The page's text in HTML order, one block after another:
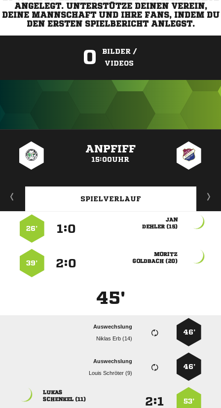
ANGELEGT. UNTERSTÜTZE DEINEN VEREIN,
DEINE MANNSCHAFT UND IHRE FANS, INDEM DU
DEN ERSTEN SPIELBERICHT ANLEGST.
0
BILDER /
VIDEOS
ANPFIFF
15:00UHR
SPIELVERLAUF

 
:
26’

 
:
39’
45'
46’
Auswechslung
  
46’
Auswechslung
  
53’
:

 